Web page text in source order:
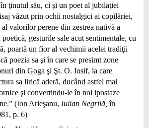
ţinutul său, ci şi un poet al jubilaţiei
văzut prin ochii nostalgici ai copilăriei,
valorilor perene din zestrea nativă a
gesturile sale acut sentimentale, cu
poartă un fior al vechimii acelei tradiţii
poezia sa şi în care se presimt zone
din Goga şi Şt. O. Iosif, la care
sa lirică aderă, ducând astfel mai
şi convertindu-le în noi ipostaze
(Ion Arieşanu, Iulian Negrilă, în
p. 6)